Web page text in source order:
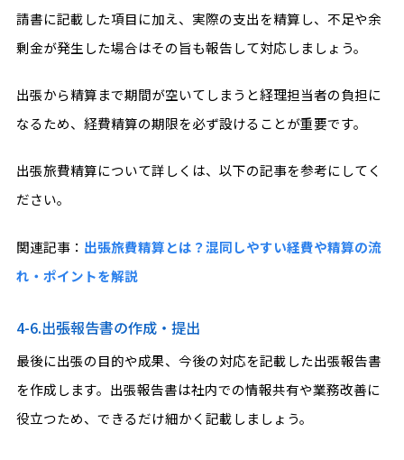
請書に記載した項目に加え、実際の支出を精算し、不足や余
剰金が発生した場合はその旨も報告して対応しましょう。
出張から精算まで期間が空いてしまうと経理担当者の負担に
なるため、経費精算の期限を必ず設けることが重要です。
出張旅費精算について詳しくは、以下の記事を参考にしてく
ださい。
関連記事： 出張旅費精算とは？混同しやすい経費や精算の流
れ・ポイントを解説
4-6.出張報告書の作成・提出
最後に出張の目的や成果、今後の対応を記載した出張報告書
を作成します。出張報告書は社内での情報共有や業務改善に
役立つため、できるだけ細かく記載しましょう。